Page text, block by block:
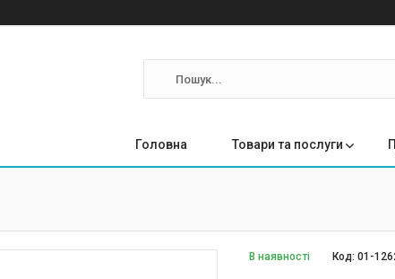
Головна Товари та послуги
В наявності Код:01-